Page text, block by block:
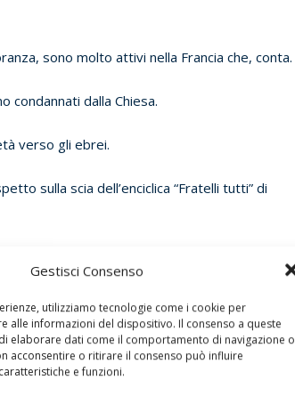
Gestisci Consenso
utilizziamo tecnologie come i cookie per
alle informazioni del dispositivo. Il consenso a queste
elaborare dati come il comportamento di navigazione o
acconsentire o ritirare il consenso può influire
e funzioni.
sono molto attivi nella Francia che, conta.
dalla Chiesa.
verso gli ebrei.
sulla scia dell’enciclica “Fratelli tutti” di
hanno diffuso un vademecum contro
mosse contro gli ebrei, prima fra tutte il
alle quali gli ebrei presto si dedicarono